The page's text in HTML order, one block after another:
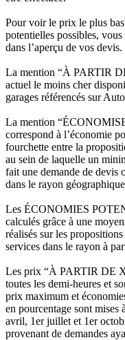
Pour voir le prix le plus
potentielles possibles,
dans l’aperçu de vos devis.
La mention “À PARTIR
actuel le moins cher
garages référencés sur
La mention
correspond à l’économie
fourchette entre la
au sein de laquelle un
fait une demande de devis
dans le rayon
Les ÉCONOMIES
calculés grâce à une
réalisés sur les
services dans le rayon à
Les prix “À PARTIR DE
toutes les demi-heures et
prix maximum et
en pourcentage sont
avril, 1er juillet et 1er
provenant de demandes